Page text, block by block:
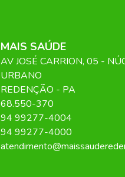
MAIS SAÚDE
AV JOSÉ CARRION, 05 -
URBANO
REDENÇÃO - PA
68.550-370
94 99277-4004
94 99277-4000